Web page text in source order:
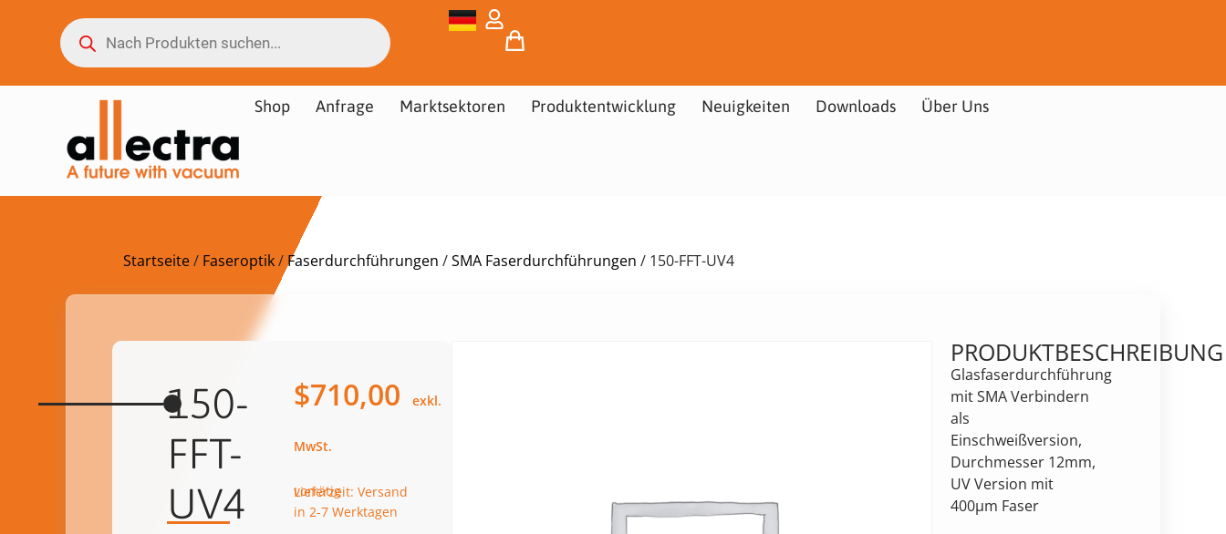
Shop Anfrage Marktsektoren Produktentwicklung Neuigkeiten Downloads Über Uns
Startseite/ Faseroptik/ Faserdurchführungen /SMA Faserdurchführungen / 150-FFT-UV4
150-
FFT-
UV4
$710,00
vorrätig
Lieferzeit: Versand
in 2-7 Werktagen
PRODUKTBESCHREIBUNG
Glasfaserdurchführung
mit SMA Verbindern
als
Einschweißversion,
Durchmesser 12mm,
UV Version mit
400µm Faser